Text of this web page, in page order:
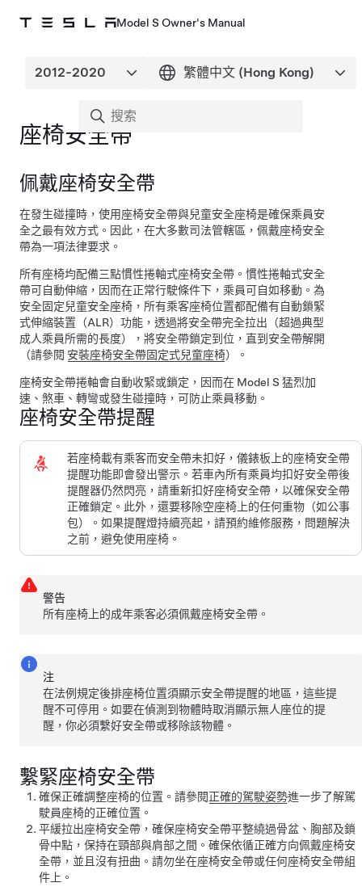
Model S Owner's Manual
座椅安全帶
佩戴座椅安全帶
在發生碰撞時，使用座椅安全帶與兒童安全座椅是確保乘員安
全之最有效方式。因此，在大多數司法管轄區，佩戴座椅安全
帶為一項法律要求。
所有座椅均配備三點慣性捲軸式座椅安全帶。慣性捲軸式安全
帶可自動伸縮，因而在正常行駛條件下，乘員可自如移動。 為
安全固定兒童安全座椅，所有乘客座椅位置都配備有自動鎖緊
式伸縮裝置（ALR）功能，透過將安全帶完全拉出（超過典型
成人乘員所需的長度），將安全帶鎖定到位，直到安全帶解開
（請參閱 安裝座椅安全帶固定式兒童座椅）。
座椅安全帶捲軸會自動收緊或鎖定，因而在 Model S 猛烈加
速、煞車、轉彎或發生碰撞時，可防止乘員移動。
座椅安全帶提醒
若座椅載有乘客而安全帶未扣好，儀錶板上的座椅安全帶
提醒功能即會發出警示。若車內所有乘員均扣好安全帶後
提醒器仍然閃亮，請重新扣好座椅安全帶，以確保安全帶
正確鎖定。此外，還要移除空座椅上的任何重物（如公事
包）。如果提醒燈持續亮起，請預約維修服務，問題解決
之前，避免使用座椅。
警告
所有座椅上的成年乘客必須佩戴座椅安全帶。
注
在法例規定後排座椅位置須顯示安全帶提醒的地區，這些提
醒不可停用。如要在偵測到物體時取消顯示無人座位的提
醒，你必須繫好安全帶或移除該物體。
繫緊座椅安全帶
確保正確調整座椅的位置。請參閱正確的駕駛姿勢進一步了解駕
駛員座椅的正確位置。
平緩拉出座椅安全帶，確保座椅安全帶平整繞過骨盆、胸部及鎖
骨中點，保持在頸部與肩部之間。確保依循正確方向佩戴座椅安
全帶，並且沒有扭曲。請勿坐在座椅安全帶或任何座椅安全帶組
件上。